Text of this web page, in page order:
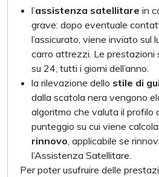
l’assistenza satellitare in
grave: dopo eventuale
l’assicurato, viene inviato sul
carro attrezzi. Le prestazioni
su 24, tutti i giorni dell’anno.
la rilevazione dello stile di
dalla scatola nera vengono
algoritmo che valuta il profilo
punteggio su cui viene
rinnovo , applicabile se
l’Assistenza Satellitare.
Per poter usufruire delle